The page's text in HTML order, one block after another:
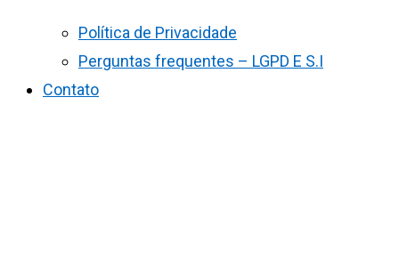
Política de Privacidade
Perguntas frequentes – LGPD E S.I
Contato